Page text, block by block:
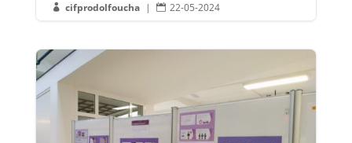
 cifprodolfoucha |  22-05-2024